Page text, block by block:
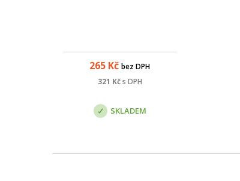
265 Kč bez DPH
321 Kčs DPH
SKLADEM